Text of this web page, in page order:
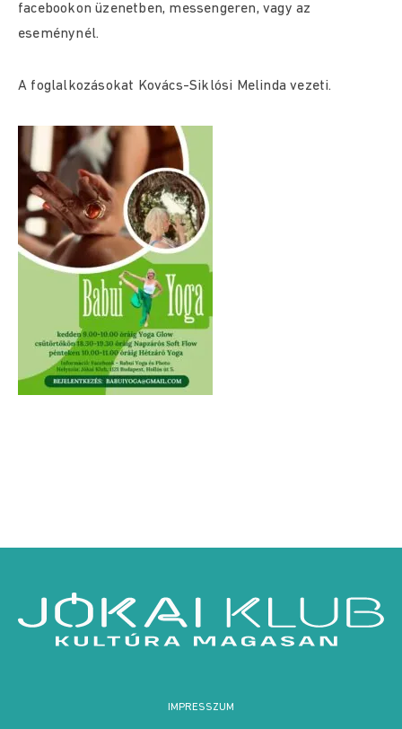
facebookon üzenetben, messengeren, vagy az
eseménynél.
A foglalkozásokat Kovács-Siklósi Melinda vezeti.
IMPRESSZUM